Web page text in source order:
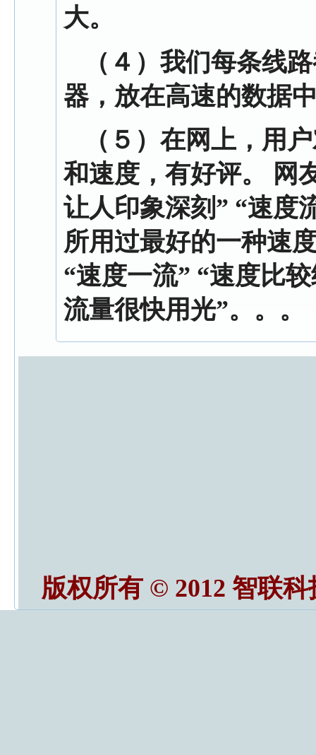
大。
（４）我们每条线
器，放在高速的数据
（５）在网上，用
和速度，有好评。 网
让人印象深刻” “速度
所用过最好的一种速
“速度一流” “速度比
流量很快用光”。。。
版权所有 © 2012 智联